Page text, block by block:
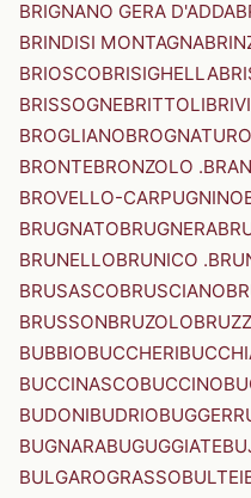
BRIGNANO GERA D'ADDA
BRINDISI MONTAGNA
BRIOSCOBRISIGHELLA
BRISSOGNEBRITTOLI
BROGLIANOBROGNATURO
BRONTEBRONZOLO
BROVELLO-CARPUGNINO
BRUGNATOBRUGNERA
BRUNELLOBRUNICO
BRUSASCOBRUSCIANO
BRUSSONBRUZOLO
BUBBIOBUCCHERI
BUCCINASCOBUCCINO
BUDONIBUDRIO
BUGNARABUGUGGIATE
BULGAROGRASSOBULTEI